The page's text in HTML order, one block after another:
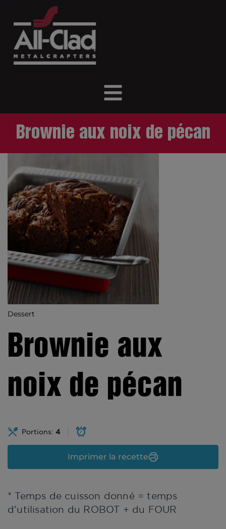
Brownie aux noix de pécan
Dessert
Brownie aux
noix de pécan
Portions: 4
Imprimer la recette
* Temps de cuisson donné = temps
d'utilisation du ROBOT + du FOUR